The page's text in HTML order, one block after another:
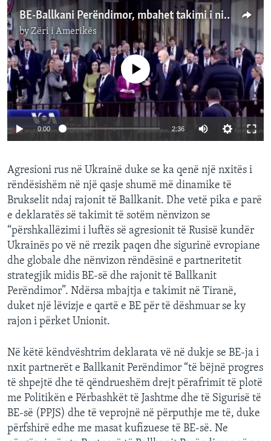
BE-Ballkani Perëndimor, mbahet takimi i nivelit të lartë në Tiranë
byZëri i Amerikës
No media source currently available
0:00 2:36
Agresioni rus në Ukrainë duke se ka qenë një nxitës i
rëndësishëm në një qasje shumë më dinamike të
Brukselit ndaj rajonit të Ballkanit. Dhe vetë pika e parë
e deklaratës së takimit të sotëm nënvizon se
“përshkallëzimi i luftës së agresionit të Rusisë kundër
Ukrainës po vë në rrezik paqen dhe sigurinë evropiane
dhe globale dhe nënvizon rëndësinë e partneritetit
strategjik midis BE-së dhe rajonit të Ballkanit
Perëndimor”. Ndërsa mbajtja e takimit në Tiranë,
duket një lëvizje e qartë e BE për të dëshmuar se ky
rajon i përket Unionit.
Në këtë këndvështrim deklarata vë në dukje se BE-ja i
nxit partnerët e Ballkanit Perëndimor “të bëjnë progres
të shpejtë dhe të qëndrueshëm drejt përafrimit të plotë
me Politikën e Përbashkët të Jashtme dhe të Sigurisë të
BE-së (PPJS) dhe të veprojnë në përputhje me të, duke
përfshirë edhe me masat kufizuese të BE-së. Ne